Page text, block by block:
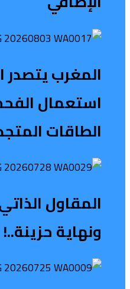
المغرب يتصدر
استعمال
الطاقات
المقاول
ونهاية حزينة..!